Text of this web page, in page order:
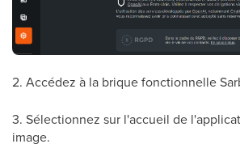
2. Accédez à la brique fonctionnelle
3. Sélectionnez sur l'accueil de
image.